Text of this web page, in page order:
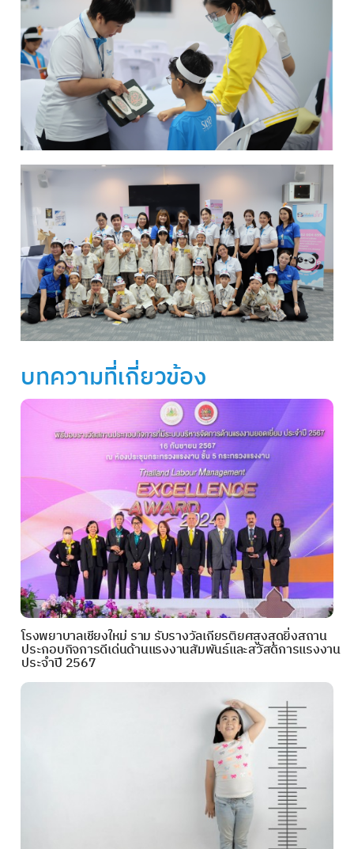
บทความที่เกี่ยวข้อง
โรงพยาบาลเชียงใหม่ ราม รับรางวัลเกียรติยศสูงสุดยิ่งสถาน
ประกอบกิจการดีเด่นด้านแรงงานสัมพันธ์และสวัสดิการแรงงาน
ประจำปี 2567